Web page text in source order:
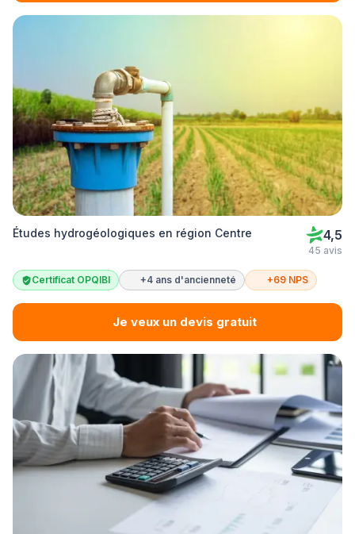
Études hydrogéologiques en région Centre 4,5
45 avis
Certificat OPQIBI +4 ans d'ancienneté +69 NPS
Je veux un devis gratuit